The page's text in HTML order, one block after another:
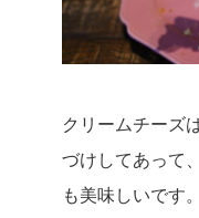
クリームチーズ
づけしてあって
も美味しいです。